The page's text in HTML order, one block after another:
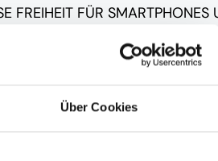
Über Cookies
FREIHEIT FÜR SMARTPHONES
Mobile Apps
für die